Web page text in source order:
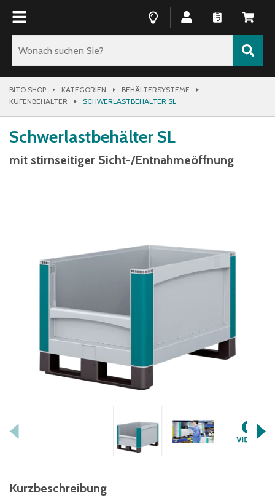
BITO SHOP KATEGORIEN
BEHÄLTERSYSTEME
KUFENBEHÄLTER
SCHWERLASTBEHÄLTER SL
Schwerlastbehälter SL
mit stirnseitiger Sicht-/Entnahmeöffnung
Kurzbeschreibung